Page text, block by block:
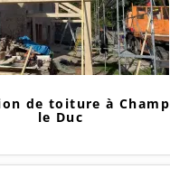
de toiture à Champ
le Duc